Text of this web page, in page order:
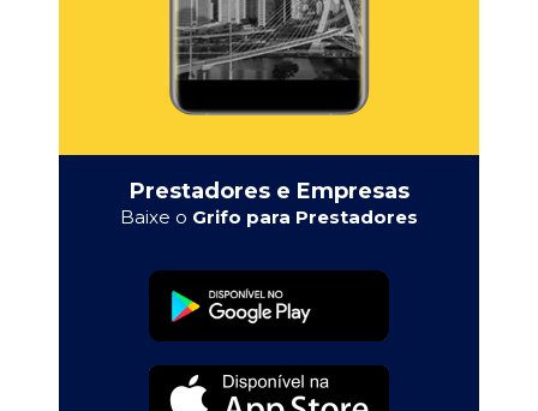
Prestadores e Empresas
Baixe o Grifo para Prestadores